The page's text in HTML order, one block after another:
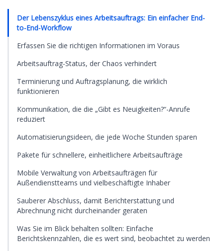
Der Lebenszyklus eines Arbeitsauftrags: Ein einfacher End-
to-End-Workflow
Erfassen Sie die richtigen Informationen im Voraus
Arbeitsauftrag-Status, der Chaos verhindert
Terminierung und Auftragsplanung, die wirklich
funktionieren
Kommunikation, die die „Gibt es Neuigkeiten?“-Anrufe
reduziert
Automatisierungsideen, die jede Woche Stunden sparen
Pakete für schnellere, einheitlichere Arbeitsaufträge
Mobile Verwaltung von Arbeitsaufträgen für
Außendienstteams und vielbeschäftigte Inhaber
Sauberer Abschluss, damit Berichterstattung und
Abrechnung nicht durcheinander geraten
Was Sie im Blick behalten sollten: Einfache
Berichtskennzahlen, die es wert sind, beobachtet zu werden